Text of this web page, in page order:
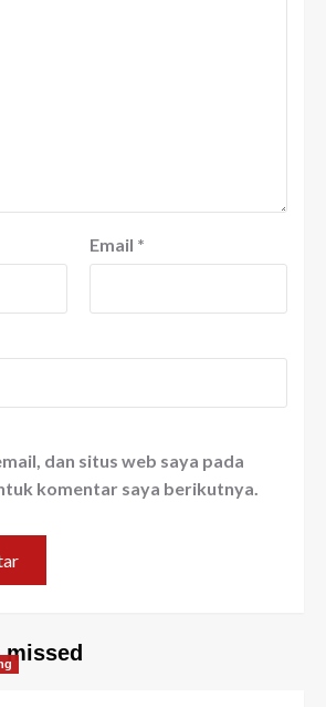
Email *
dan situs web saya pada
komentar saya berikutnya.
missed